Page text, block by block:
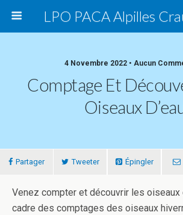
4 Novembre 2022 • Aucun
Comptage Et
Oiseaux
Partager Tweeter Épingler
Venez compter et découvrir les oiseaux
cadre des comptages des oiseaux